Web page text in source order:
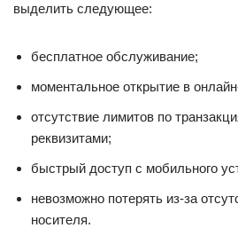
выделить следующее:
бесплатное обслуживание;
моментальное открытие в
отсутствие лимитов по
реквизитами;
быстрый доступ с мобильного
невозможно потерять из-за
носителя.